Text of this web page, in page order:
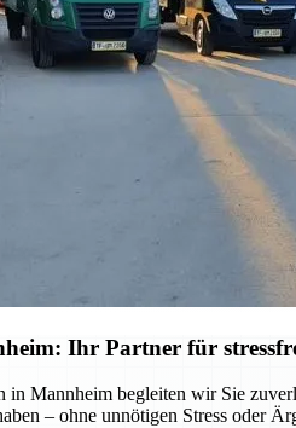
Ihr Partner für
in Mannheim begleiten wir Sie
– ohne unnötigen Stress oder